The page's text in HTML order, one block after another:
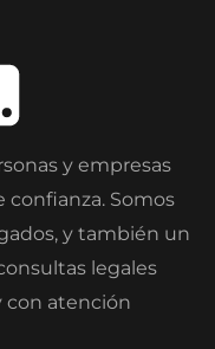
y empresas
confianza. Somos
y también un
legales
con atención